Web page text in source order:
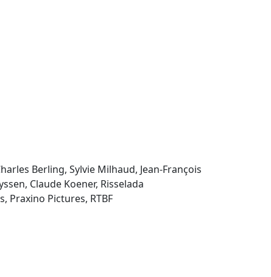
Berling, Sylvie Milhaud, Jean-François
Claude Koener, Risselada
Praxino Pictures, RTBF